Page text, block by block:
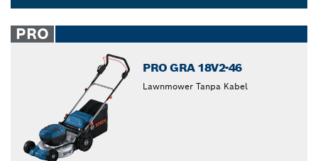
closed
PRO
PRO GRA 18V2-46
Lawnmower Tanpa Kabel